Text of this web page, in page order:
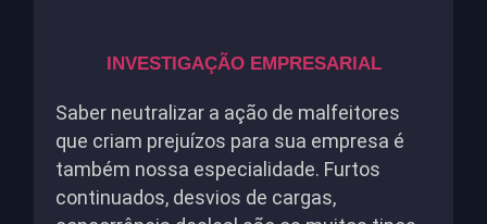
INVESTIGAÇÃO EMPRESARIAL
Saber neutralizar a ação de malfeitores
que criam prejuízos para sua empresa é
também nossa especialidade. Furtos
continuados, desvios de cargas,